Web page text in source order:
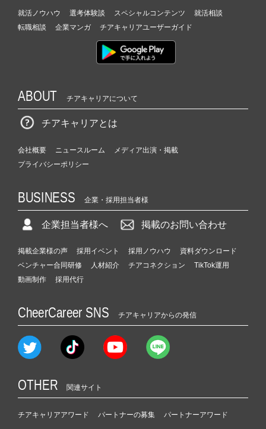
就活ノウハウ 選考体験談 スペシャルコンテンツ
就活相談
転職相談
企業マンガ チアキャリアユーザーガイド
ABOUT チアキャリアについて
チアキャリアとは
会社概要 ニュースルーム
メディア出演・掲載
プライバシーポリシー
BUSINESS 企業・採用担当者様
企業担当者様へ 掲載のお問い合わせ
掲載企業様の声 採用イベント 採用ノウハウ
資料ダウンロード
ベンチャー合同研修
人材紹介 チアコネクション
TikTok運用
動画制作
採用代行
CheerCareer SNS チアキャリアからの発信
OTHER 関連サイト
チアキャリアアワード パートナーの募集 パートナーアワード